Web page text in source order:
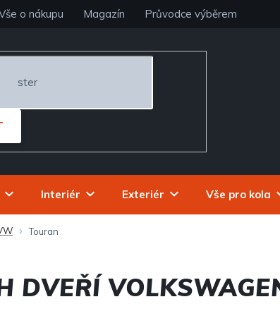
o nákupu Magazín Průvodce výběrem
Interiér Exteriér Vše pro kola
Touran
DVEŘÍ